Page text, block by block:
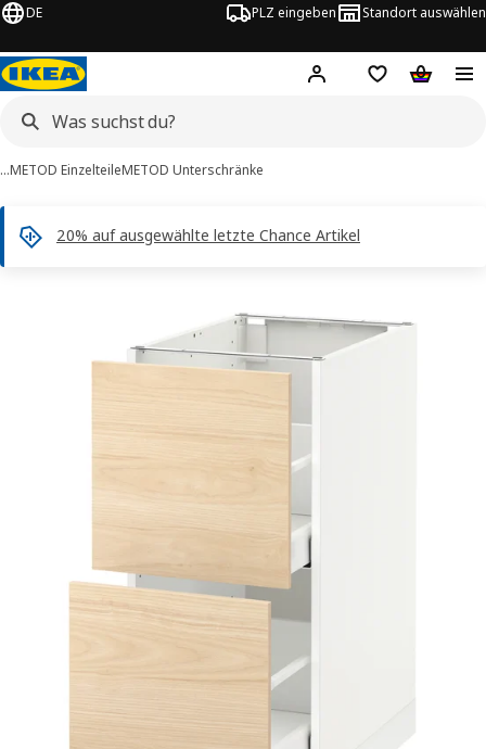
DE PLZ eingeben Standort auswählen
Hej! Hier einloggen
Merkzettel
…METOD EinzelteileMETOD Unterschränke
20% auf ausgewählte letzte Chance Artikel